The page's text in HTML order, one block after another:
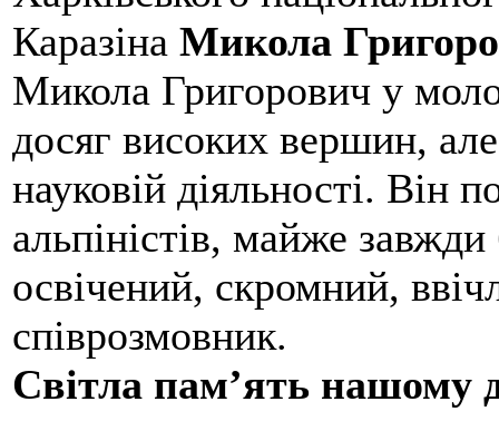
Каразіна Микола
Микола Григорович у
досяг високих вершин,
науковій діяльності. Він
альпіністів, майже
освічений, скромний,
співрозмовник.
Світла пам’ять нашому